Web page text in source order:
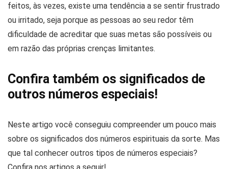
feitos, às vezes, existe uma tendência a se sentir frustrado
ou irritado, seja porque as pessoas ao seu redor têm
dificuldade de acreditar que suas metas são possíveis ou
em razão das próprias crenças limitantes.
Confira também os significados de
outros números especiais!
Neste artigo você conseguiu compreender um pouco mais
sobre os significados dos números espirituais da sorte. Mas
que tal conhecer outros tipos de números especiais?
Confira nos artigos a seguir!